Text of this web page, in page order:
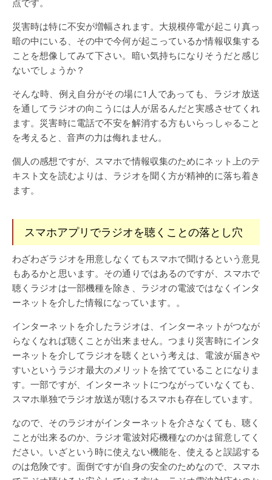
点です。
災害時は特に不安が増幅されます。大規模停電が起こり真っ
暗の中にいる、その中で今何が起こっているか情報収集する
ことを想像してみて下さい。暗い気持ちになりそうだと感じ
ないでしょうか？
そんな時、例え自分がその場に1人であっても、ラジオ放送
を通してラジオの向こうには人が居るんだと実感させてくれ
ます。災害時に電話で不安を解消する方もいらっしゃること
を考えると、音声の力は侮れません。
個人の感想ですが、スマホで情報収集のためにネット上のテ
キスト文を読むよりは、ラジオを聞く方が精神的に落ち着き
ます。
スマホアプリでラジオを聴くことの落とし穴
わざわざラジオを用意しなくてもスマホで聞けるという意見
もあるかと思います。その通りではあるのですが、スマホで
聴くラジオは一部機種を除き、ラジオの電波ではなくインタ
ーネットを介した情報になっています。。
インターネットを介したラジオは、インターネットがつなが
らなくなれば聴くことが出来ません。つまり災害時にインタ
ーネットを介してラジオを聴くという考えは、電波が届きや
すいというラジオ最大のメリットを捨てていることになりま
す。一部ですが、インターネットにつながっていなくても、
スマホ単独でラジオ放送が聴けるスマホも存在しています。
なので、そのラジオがインターネットを介さなくても、聴く
ことが出来るのか、ラジオ電波対応機種なのかは留意してく
ださい。いざという時に使えない機能を、使えると誤認する
のは危険です。面倒ですが自身の安全のためなので、スマホ